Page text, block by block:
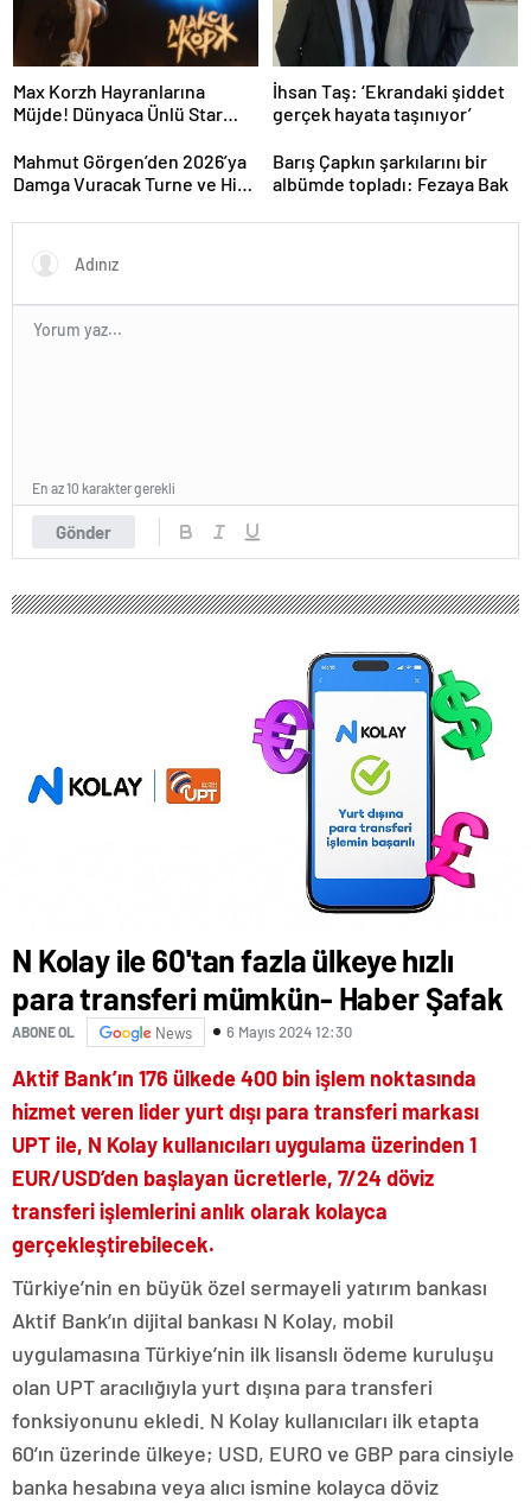
Max Korzh Hayranlarına
Müjde! Dünyaca Ünlü Star
Performansla Hayranlarıyla
Buluşuyor
İhsan Taş: ‘Ekrandaki şiddet
gerçek hayata taşınıyor’
Mahmut Görgen’den 2026’ya
Damga Vuracak Turne ve Hit
Barış Çapkın şarkılarını bir
albümde topladı: Fezaya Bak
Gönder
En az 10 karakter gerekli
N Kolay ile 60'tan fazla ülkeye hızlı
para transferi mümkün- Haber Şafak
ABONE OL News 6 Mayıs 2024 12:30
Aktif Bank’ın 176 ülkede 400 bin işlem noktasında
hizmet veren lider yurt dışı para transferi markası
UPT ile, N Kolay kullanıcıları uygulama üzerinden 1
EUR/USD’den başlayan ücretlerle, 7/24 döviz
transferi işlemlerini anlık olarak kolayca
gerçekleştirebilecek.
Türkiye’nin en büyük özel sermayeli yatırım bankası
Aktif Bank’ın dijital bankası N Kolay, mobil
uygulamasına Türkiye’nin ilk lisanslı ödeme kuruluşu
olan UPT aracılığıyla yurt dışına para transferi
fonksiyonunu ekledi. N Kolay kullanıcıları ilk etapta
60’ın üzerinde ülkeye; USD, EURO ve GBP para cinsiyle
banka hesabına veya alıcı ismine kolayca döviz